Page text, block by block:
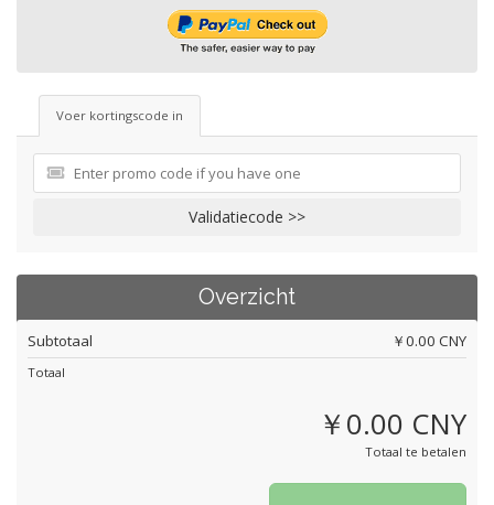
Voer kortingscode in
Validatiecode >>
Overzicht
Subtotaal ￥0.00 CNY
Totaal
￥0.00 CNY
Totaal te betalen